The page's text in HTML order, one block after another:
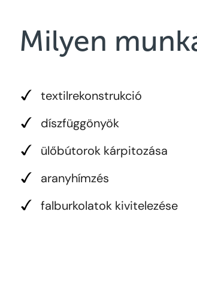
Milyen
textilrekonstrukció
díszfüggönyök
ülőbútorok kárpitozása
aranyhímzés
falburkolatok kivitelezése